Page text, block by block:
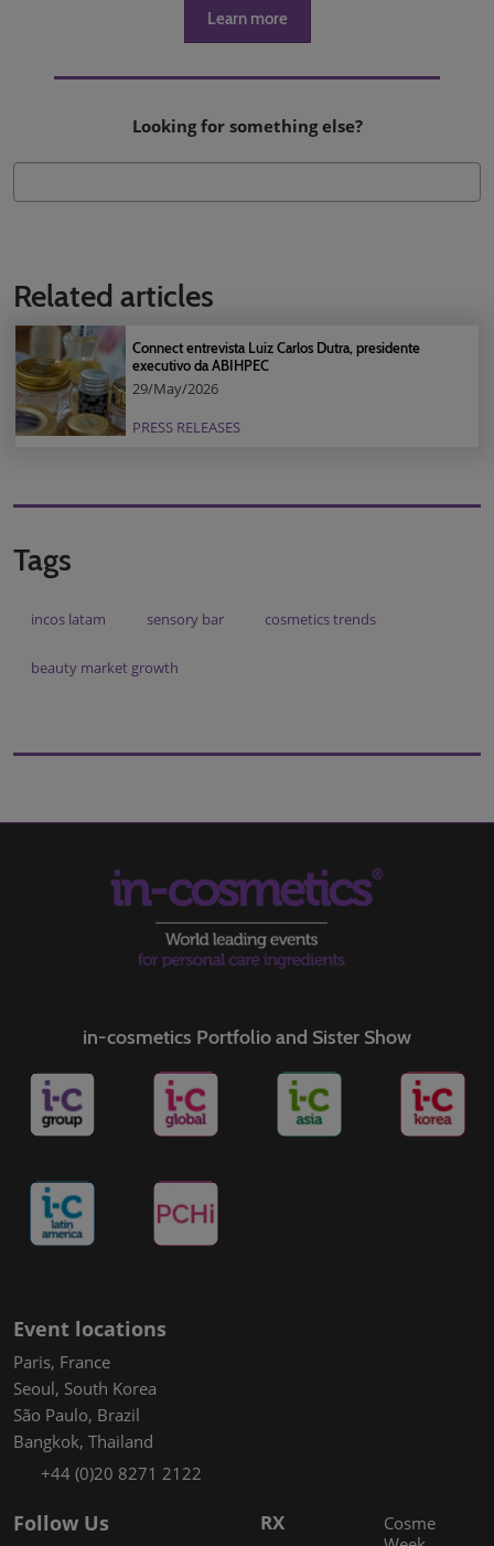
Learn more
Looking for something else?
Related articles
Connect entrevista Luiz Carlos Dutra, presidente
executivo da ABIHPEC
29/May/2026
PRESS RELEASES
Tags
incos latam sensory bar cosmetics trends
beauty market growth
in-cosmetics Portfolio and Sister Show
Event locations
Paris, France
Seoul, South Korea
São Paulo, Brazil
Bangkok, Thailand
+44 (0)20 8271 2122
Follow Us
RX
Cosme